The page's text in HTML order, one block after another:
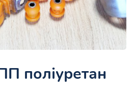
поліуретан